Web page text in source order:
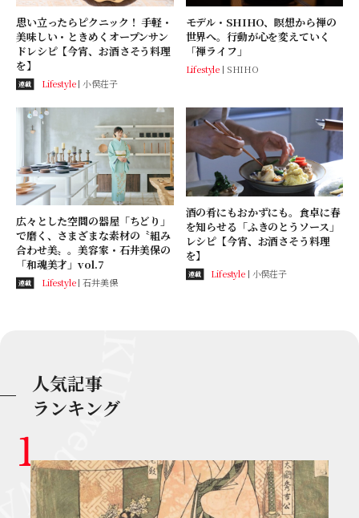
思い立ったらピクニック！ 手軽・
美味しい・ときめくオープンサン
ドレシピ【今宵、お酒さそう料理
を】
連載 Lifestyle 小俣荘子
モデル・SHIHO、瞑想から禅の
世界へ。行動が心を変えていく
「禅ライフ」
Lifestyle SHIHO
広々とした空間の器屋「ちどり」
で磨く、さまざまな素材の〝組み
合わせ美〟。美容家・石井美保の
「和魂美才」vol.7
連載 Lifestyle 石井美保
酒の肴にもおかずにも。食卓に春
を知らせる「ふきのとうソース」
レシピ【今宵、お酒さそう料理
を】
連載 Lifestyle 小俣荘子
人気記事
ランキング